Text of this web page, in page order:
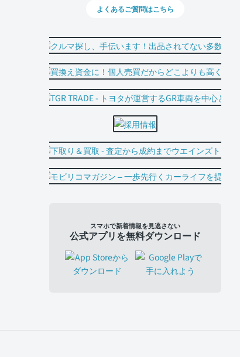
よくあるご質問はこちら
スマホで新着情報を見逃さない
公式アプリを無料ダウンロード